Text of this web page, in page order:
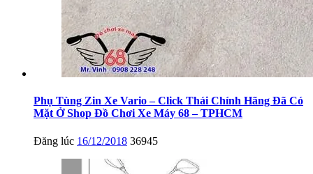
Phụ Tùng Zin Xe Vario – Click Thái Chính Hãng Đã Có
Mặt Ở Shop Đồ Chơi Xe Máy 68 – TPHCM
Đăng lúc 16/12/2018 36945